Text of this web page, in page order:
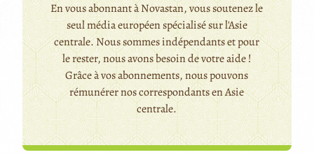
En vous abonnant à Novastan, vous soutenez le
seul média européen spécialisé sur l'Asie
centrale. Nous sommes indépendants et pour
le rester, nous avons besoin de votre aide !
Grâce à vos abonnements, nous pouvons
rémunérer nos correspondants en Asie
centrale.